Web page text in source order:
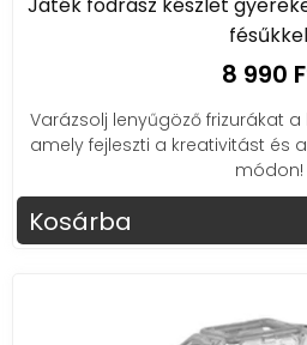
Játék fodrász készlet
fésűkkel
8 990
Varázsolj lenyűgöző frizurákat
amely fejleszti a kreativitást és
módon!
Kosárba